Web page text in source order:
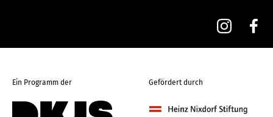
Ein Programm der Gefördert durch